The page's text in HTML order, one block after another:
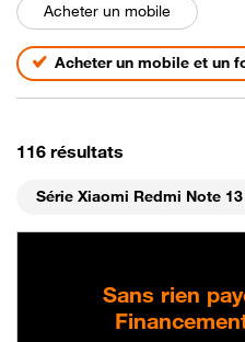
Acheter un mobile
Acheter un mobile et un
On a trouvé
116 résultats , avec le
Série Xiaomi Redmi Note 13
Sans rien